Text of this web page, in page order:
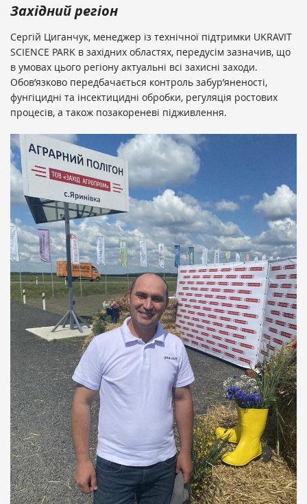
Західний регіон
Сергій Циганчук, менеджер із технічної підтримки UKRAVIT
SCIENCE PARK в західних областях, передусім зазначив, що
в умовах цього регіону актуальні всі захисні заходи.
Обов’язково передбачається контроль забур’яненості,
фунгіцидні та інсектицидні обробки, регуляція ростових
процесів, а також позакореневі підживлення.